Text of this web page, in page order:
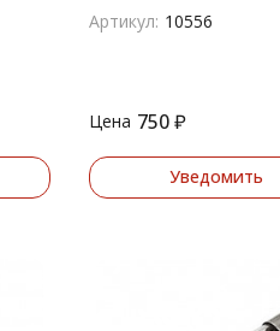
Артикул: 10556
Цена 750 ₽
Уведомить